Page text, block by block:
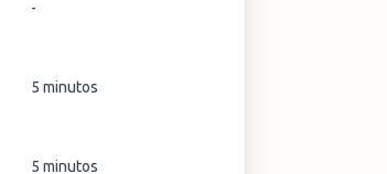
-
5 minutos
5 minutos